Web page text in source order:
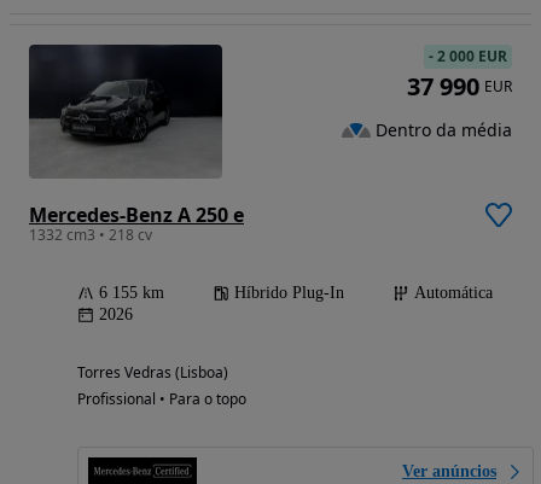
Mercedes-Benz A 250 e
1332 cm3 • 218 cv
6 155 km Híbrido Plug-In
Automática
2026
Torres Vedras (Lisboa)
Profissional • Para o topo
Ver anúncios
-2 000 EUR
37 990 EUR
Dentro da média